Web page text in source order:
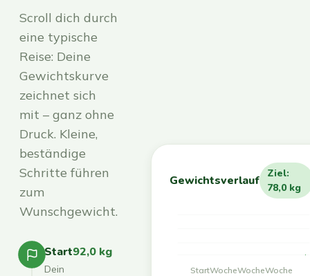
Scroll dich durch
eine typische
Reise: Deine
Gewichtskurve
zeichnet sich
mit – ganz ohne
Druck. Kleine,
beständige
Schritte führen
zum
Wunschgewicht.
Start92,0 kg
Dein
Gewichtsverlauf
Ziel:
78,0 kg
StartWocheWocheWoche